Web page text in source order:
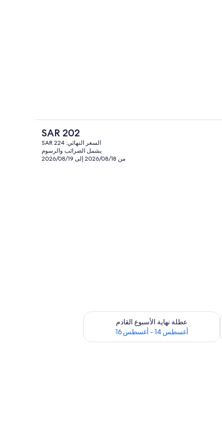
ميني بار وخزنة داخل الغرفة ومكواة/لوح
السعر
الحالي
هو
SAR
SAR 202
السعر النهائي: SAR 224
يشمل الضرائب والرسوم
من 2026/08/18 إلى 2026/08/19
أغسطس 7 - أغسطس 9
عطلة نهاية الأسبوع القادم
أغسطس 14 - أغسطس 16
تحقق من مدى التوفر لعطلة نهاية الأسبوع القادم للفترة أغسطس 14 - أغسطس 16
فاي مجانًا